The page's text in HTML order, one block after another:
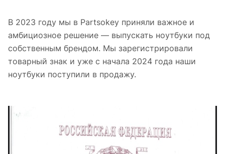
В 2023 году мы в Partsokey приняли важное и
амбициозное решение — выпускать ноутбуки под
собственным брендом. Мы зарегистрировали
товарный знак и уже с начала 2024 года наши
ноутбуки поступили в продажу.